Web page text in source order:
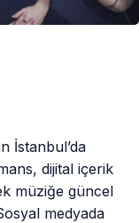
İstanbul’da
dijital içerik
müziğe güncel
medyada